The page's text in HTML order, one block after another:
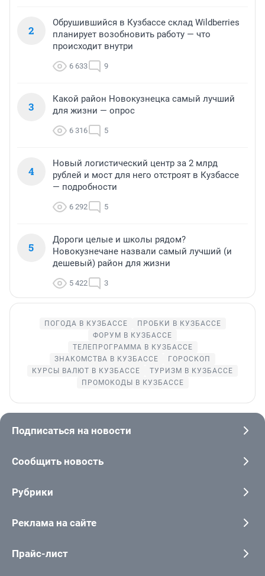
2
Обрушившийся в Кузбассе склад Wildberries
планирует возобновить работу — что
происходит внутри
6 633 9
3
Какой район Новокузнецка самый лучший
для жизни — опрос
6 316 5
4
Новый логистический центр за 2 млрд
рублей и мост для него отстроят в Кузбассе
— подробности
6 292 5
5
Дороги целые и школы рядом?
Новокузнечане назвали самый лучший (и
дешевый) район для жизни
5 422 3
ПОГОДА В КУЗБАССЕ
ПРОБКИ В КУЗБАССЕ
ФОРУМ В КУЗБАССЕ
ТЕЛЕПРОГРАММА В КУЗБАССЕ
ЗНАКОМСТВА В КУЗБАССЕ
ГОРОСКОП
КУРСЫ ВАЛЮТ В КУЗБАССЕ
ТУРИЗМ В КУЗБАССЕ
ПРОМОКОДЫ В КУЗБАССЕ
Подписаться на новости
Сообщить новость
Рубрики
Реклама на сайте
Прайс-лист